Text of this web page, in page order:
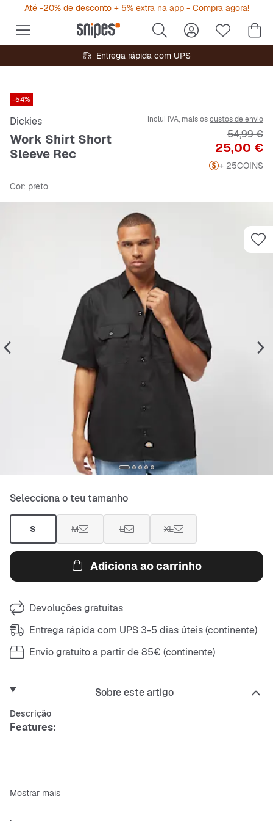
Até -20% de desconto + 5% extra na app - Compra agora!
Entrega rápida com UPS
-54%
Dickies
Work Shirt Short
Sleeve Rec
inclui IVA, mais oscustos de envio
Preço
25,00 €
Preço
54,99 €
+ 25COINS
Cor: preto
Selecciona o teu tamanho
S M L XL
Adiciona ao carrinho
Devoluções gratuitas
Entrega rápida com UPS 3-5 dias úteis (continente)
Envio gratuito a partir de 85€ (continente)
Sobre este artigo
Descrição
Features:
Estilo clássico de trabalho
Design liso com detalhe do logo
Mostrar mais